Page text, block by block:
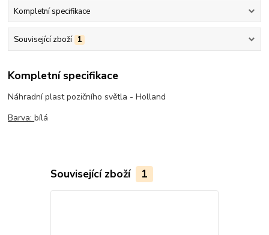
Kompletní specifikace
Související zboží 1
Kompletní specifikace
Náhradní plast pozičního světla - Holland
Barva:bílá
Související zboží 1